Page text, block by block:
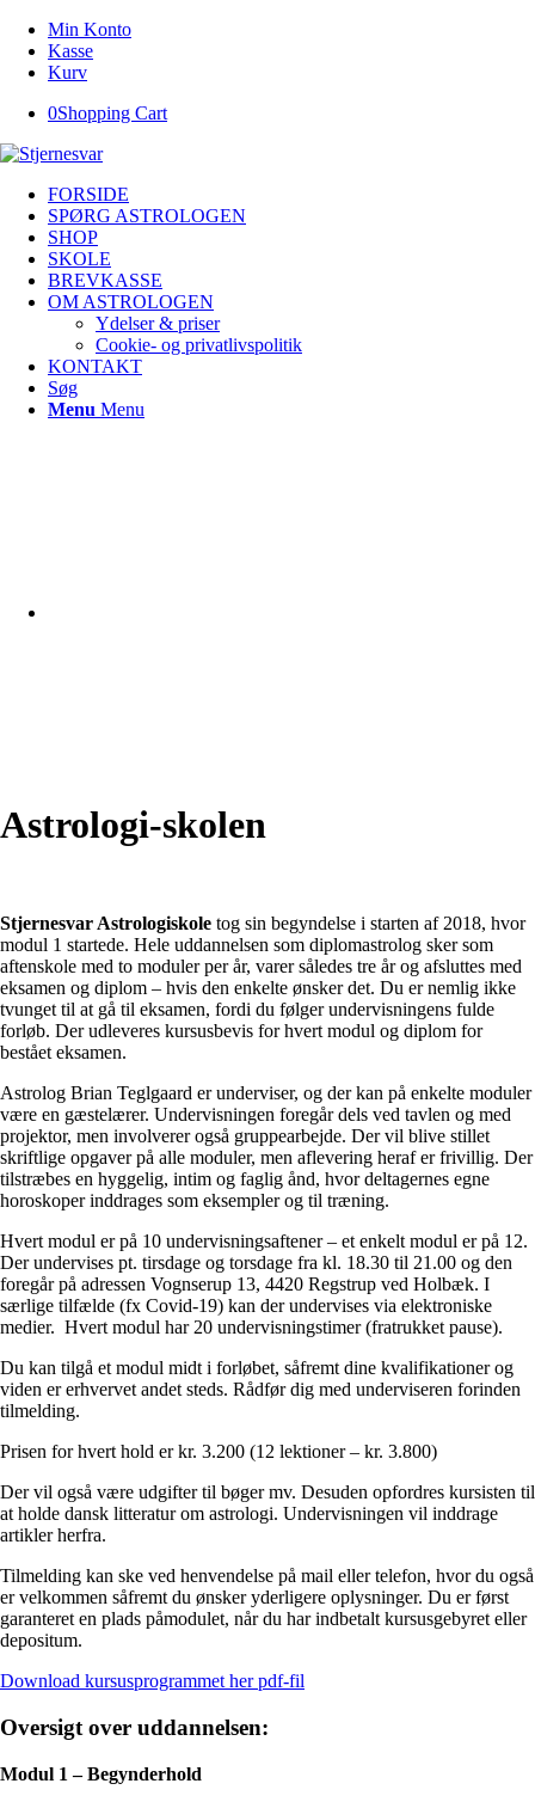
Min Konto
Kasse
Kurv
0Shopping Cart
FORSIDE
SPØRG ASTROLOGEN
SHOP
SKOLE
BREVKASSE
OM ASTROLOGEN
Ydelser & priser
Cookie- og privatlivspolitik
KONTAKT
Søg
Menu Menu
Astrologi-skolen
Stjernesvar Astrologiskole tog sin begyndelse i starten af 2018, hvor
modul 1 startede. Hele uddannelsen som diplomastrolog sker som
aftenskole med to moduler per år, varer således tre år og afsluttes med
eksamen og diplom – hvis den enkelte ønsker det. Du er nemlig ikke
tvunget til at gå til eksamen, fordi du følger undervisningens fulde
forløb. Der udleveres kursusbevis for hvert modul og diplom for
bestået eksamen.
Astrolog Brian Teglgaard er underviser, og der kan på enkelte moduler
være en gæstelærer. Undervisningen foregår dels ved tavlen og med
projektor, men involverer også gruppearbejde. Der vil blive stillet
skriftlige opgaver på alle moduler, men aflevering heraf er frivillig. Der
tilstræbes en hyggelig, intim og faglig ånd, hvor deltagernes egne
horoskoper inddrages som eksempler og til træning.
Hvert modul er på 10 undervisningsaftener – et enkelt modul er på 12.
Der undervises pt. tirsdage og torsdage fra kl. 18.30 til 21.00 og den
foregår på adressen Vognserup 13, 4420 Regstrup ved Holbæk. I
særlige tilfælde (fx Covid-19) kan der undervises via elektroniske
medier. Hvert modul har 20 undervisningstimer (fratrukket pause).
Du kan tilgå et modul midt i forløbet, såfremt dine kvalifikationer og
viden er erhvervet andet steds. Rådfør dig med underviseren forinden
tilmelding.
Prisen for hvert hold er kr. 3.200 (12 lektioner – kr. 3.800)
Der vil også være udgifter til bøger mv. Desuden opfordres kursisten til
at holde dansk litteratur om astrologi. Undervisningen vil inddrage
artikler herfra.
Tilmelding kan ske ved henvendelse på mail eller telefon, hvor du også
er velkommen såfremt du ønsker yderligere oplysninger. Du er først
garanteret en plads påmodulet, når du har indbetalt kursusgebyret eller
depositum.
Download kursusprogrammet her pdf-fil
Oversigt over uddannelsen:
Modul 1 – Begynderhold